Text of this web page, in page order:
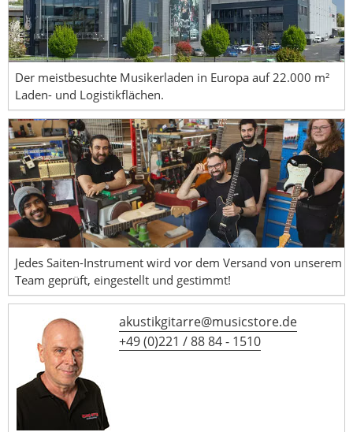
Der meistbesuchte Musikerladen in Europa auf 22.000 m²
Laden- und Logistikflächen.
Jedes Saiten-Instrument wird vor dem Versand von unserem
Team geprüft, eingestellt und gestimmt!
akustikgitarre@musicstore.de
+49 (0)221 / 88 84 - 1510